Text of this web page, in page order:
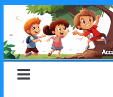
content